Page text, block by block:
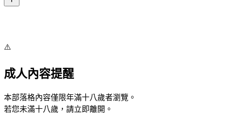
⚠️
成人內容提醒
本部落格內容僅限年滿十八歲者瀏覽。
若您未滿十八歲，請立即離開。